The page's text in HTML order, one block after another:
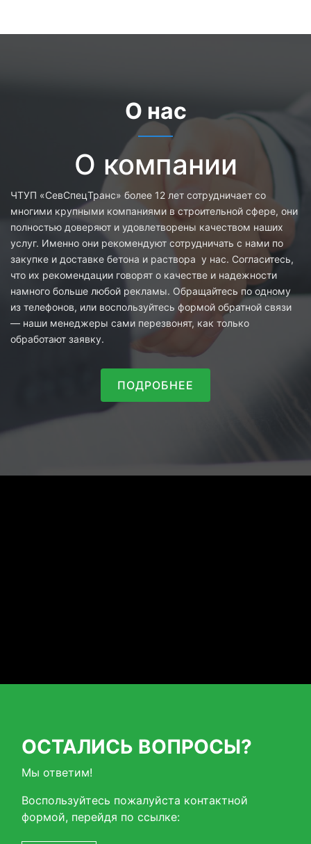
О нас
О компании
ЧТУП «СевСпецТранс» более 12 лет сотрудничает со
многими крупными компаниями в строительной сфере, они
полностью доверяют и удовлетворены качеством наших
услуг. Именно они рекомендуют сотрудничать с нами по
закупке и доставке бетона и раствора у нас. Согласитесь,
что их рекомендации говорят о качестве и надежности
намного больше любой рекламы. Обращайтесь по одному
из телефонов, или воспользуйтесь формой обратной связи
— наши менеджеры сами перезвонят, как только
обработают заявку.
ПОДРОБНЕЕ
ОСТАЛИСЬ ВОПРОСЫ?
Мы ответим!
Воспользуйтесь пожалуйста контактной
формой, перейдя по ссылке: